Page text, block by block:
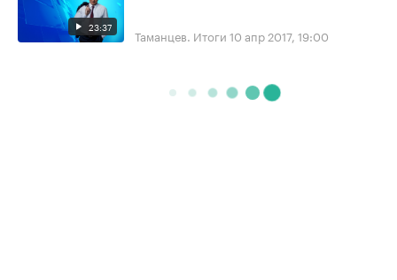
23:37 Таманцев. Итоги 10 апр 2017, 19:00